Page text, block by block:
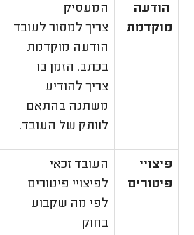
הודעה
מוקדמת
המעסיק
צריך למסור לעובד
הודעה מוקדמת
בכתב. הזמן בו
צריך להודיע
משתנה בהתאם
לוותק של העובד.
פיצויי
פיטורים
העובד זכאי
לפיצויי פיטורים
לפי מה שקבוע
בחוק